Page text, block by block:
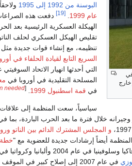
في
خارج
البوسنة من 1992 إلى 1995
ولاحقاً
عام 1999
[19]
دفعت هذه
الهيكلة العسكرية الرئيسية بعد
تقليص الهيكل العسكري لحلف
تنظيمه، مع إنشاء قوات جديدة مثل
السريع التابع لقيادة الحلفاء في
التي أحدثها انهيار الاتحاد
المسلحة التقليدية في أوروبا في
في قمة اسطنبول 1999 [
needed
سياسياً، سعت المنظمة إلى
وجيرانه خلال فترة ما بعد الحرب الباردة، بما
و المجلس المشترك الدائم بين الناتو
أيضاً إرشادات جديدة للعضوية مع "خطة
في عام 2017 ومقدونيا الشمالية في عام 2020.